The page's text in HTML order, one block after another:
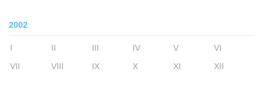
2002
I II III IV V
VI
VII
VIII IX X XI XII